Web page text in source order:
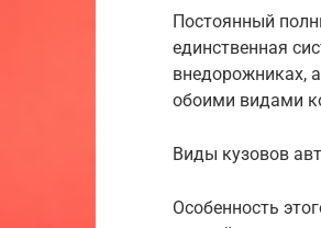
Постоянный
единственная
внедорожниках,
обоими видами
Виды кузовов
Особенность